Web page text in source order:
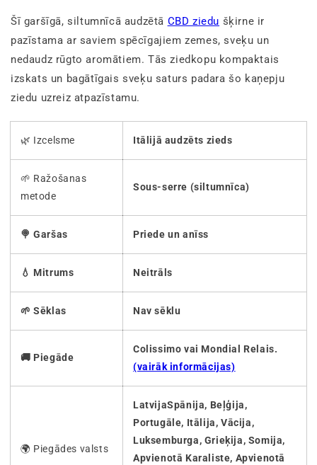
Šī garšīgā, siltumnīcā audzētā CBD ziedu šķirne ir
pazīstama ar saviem spēcīgajiem zemes, sveķu un
nedaudz rūgto aromātiem. Tās ziedkopu kompaktais
izskats un bagātīgais sveķu saturs padara šo kaņepju
ziedu uzreiz atpazīstamu.
🌿 Izcelsme Itālijā audzēts zieds
🌱 Ražošanas
metode
Sous-serre (siltumnīca)
🍭 Garšas Priede un anīss
💧 Mitrums Neitrāls
🌱 Sēklas Nav sēklu
🚚 Piegāde
Colissimo vai Mondial Relais.
(vairāk informācijas)
🌍 Piegādes valsts
LatvijaSpānija, Beļģija,
Portugāle, Itālija, Vācija,
Luksemburga, Grieķija, Somija,
Apvienotā Karaliste, Apvienotā